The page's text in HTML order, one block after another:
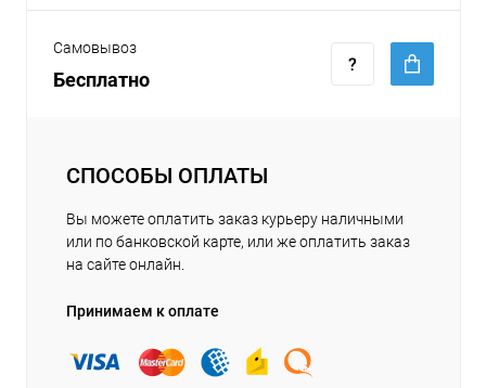
Самовывоз
Бесплатно
СПОСОБЫ ОПЛАТЫ
Вы можете оплатить заказ курьеру наличными
или по банковской карте, или же оплатить заказ
на сайте онлайн.
Принимаем к оплате